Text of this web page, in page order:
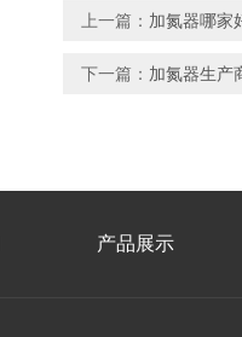
上一篇： 加氮器哪家
下一篇： 加氮器生产
产品展示